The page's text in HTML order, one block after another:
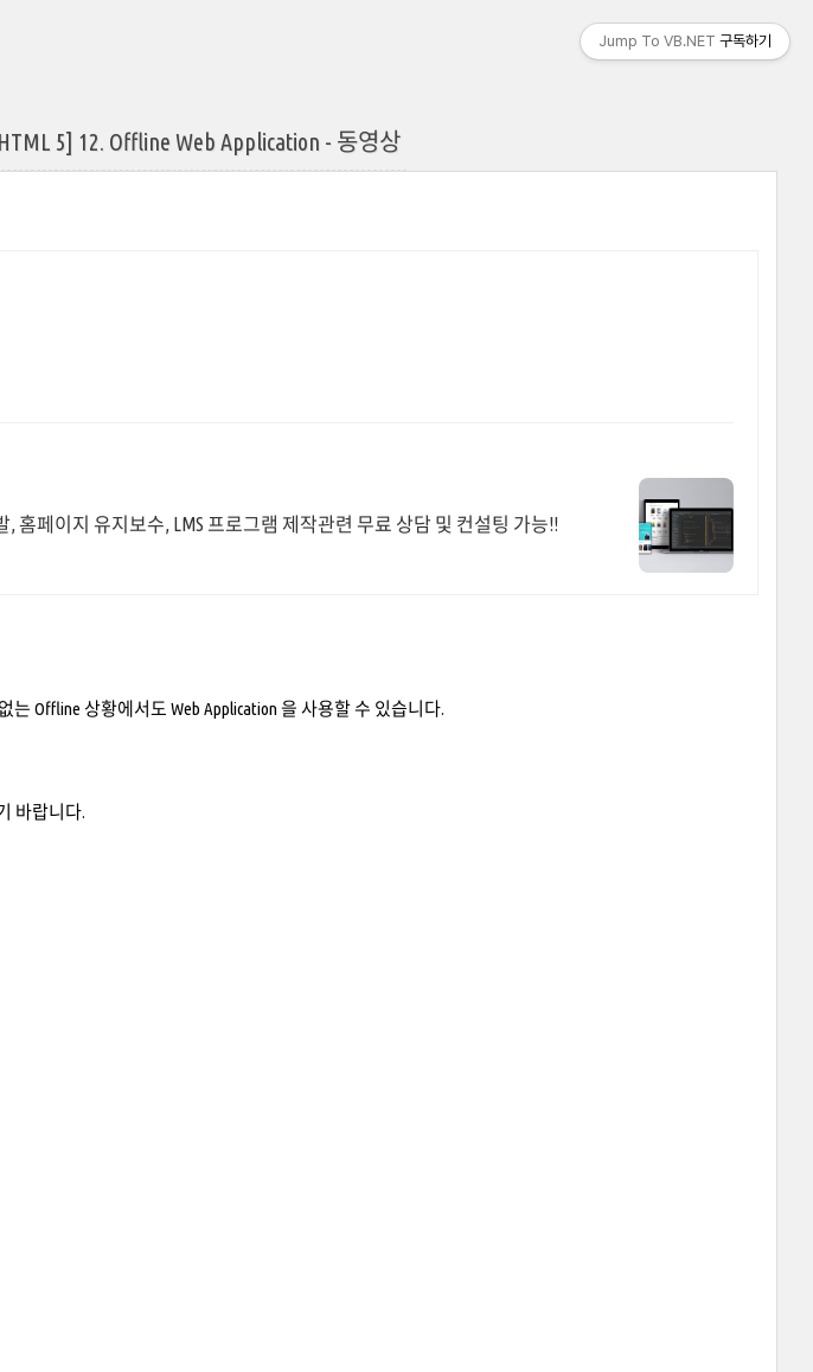
5] 12. Offline Web Application - 동영상
홈페이지 유지보수, LMS 프로그램 제작관련 무료 상담 및 컨설팅 가능!!
Offline 상황에서도 Web Application 을 사용할 수 있습니다.
바랍니다.
Jump To VB.NET 구독하기